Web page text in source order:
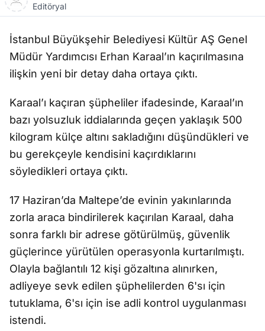
Editöryal
İstanbul Büyükşehir Belediyesi Kültür AŞ Genel
Müdür Yardımcısı Erhan Karaal’ın kaçırılmasına
ilişkin yeni bir detay daha ortaya çıktı.
Karaal’ı kaçıran şüpheliler ifadesinde, Karaal’ın
bazı yolsuzluk iddialarında geçen yaklaşık 500
kilogram külçe altını sakladığını düşündükleri ve
bu gerekçeyle kendisini kaçırdıklarını
söyledikleri ortaya çıktı.
17 Haziran’da Maltepe’de evinin yakınlarında
zorla araca bindirilerek kaçırılan Karaal, daha
sonra farklı bir adrese götürülmüş, güvenlik
güçlerince yürütülen operasyonla kurtarılmıştı.
Olayla bağlantılı 12 kişi gözaltına alınırken,
adliyeye sevk edilen şüphelilerden 6'sı için
tutuklama, 6'sı için ise adli kontrol uygulanması
istendi.